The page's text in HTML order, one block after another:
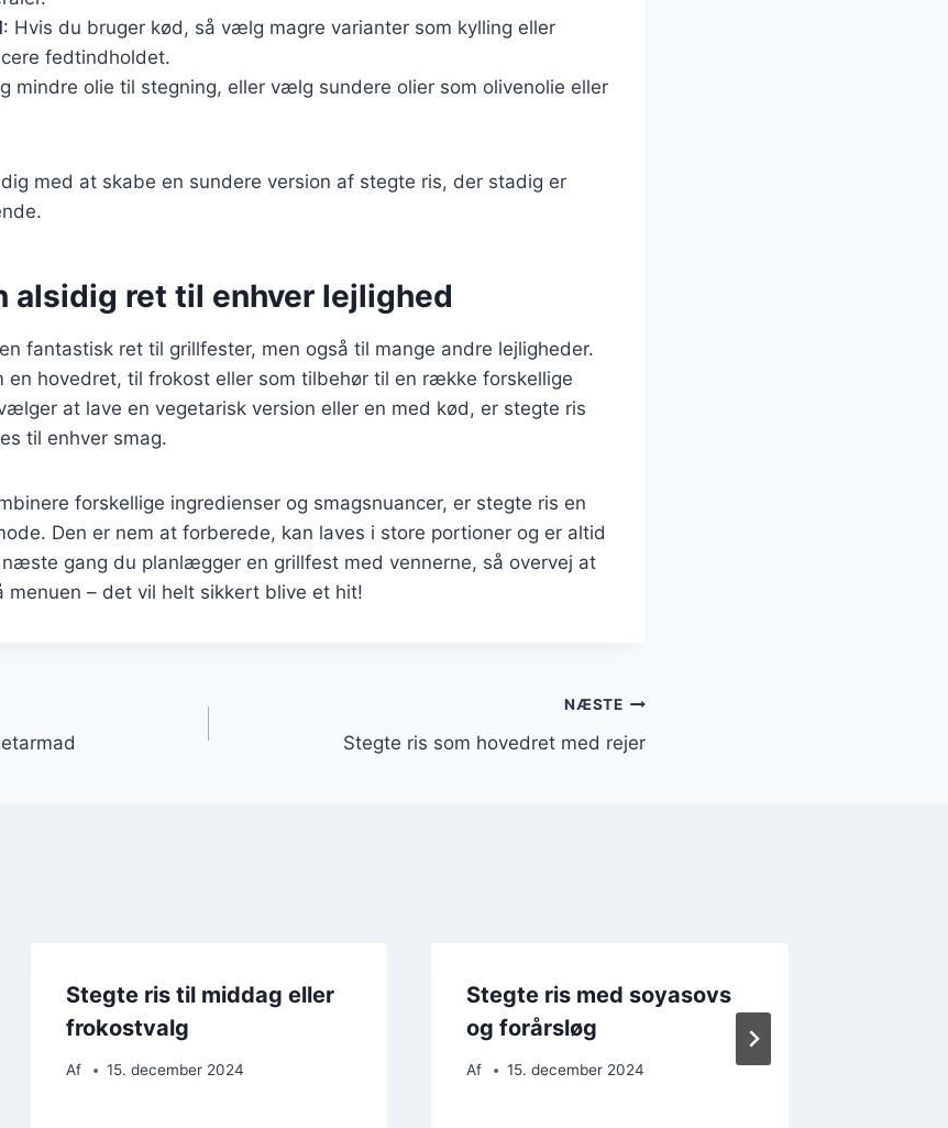
: Hvis du bruger kød, så vælg magre varianter som kylling eller
fedtindholdet.
mindre olie til stegning, eller vælg sundere olier som olivenolie eller
med at skabe en sundere version af stegte ris, der stadig er
alsidig ret til enhver lejlighed
fantastisk ret til grillfester, men også til mange andre lejligheder.
en hovedret, til frokost eller som tilbehør til en række forskellige
at lave en vegetarisk version eller en med kød, er stegte ris
til enhver smag.
forskellige ingredienser og smagsnuancer, er stegte ris en
Den er nem at forberede, kan laves i store portioner og er altid
gang du planlægger en grillfest med vennerne, så overvej at
menuen – det vil helt sikkert blive et hit!
NÆSTE
Stegte ris som hovedret med rejer
Stegte ris til middag eller
frokostvalg
Af 15. december 2024
Stegte ris med soyasovs
og forårsløg
Af 15. december 2024